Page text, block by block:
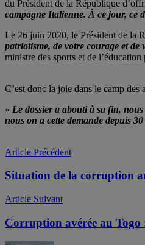
du Président de la République
campagne Italienne. À ce jour, ce
Le 26 juin 2020, le Président de la
patriotisme, de votre courage et
ministre des sports et de
C’est donc la joie dans le camp
« Le dossier a abouti à sa fin,
nous on a cette demande depuis
Article Précédent
Situation de la corruption
Article Suivant
Corruption avérée au Togo